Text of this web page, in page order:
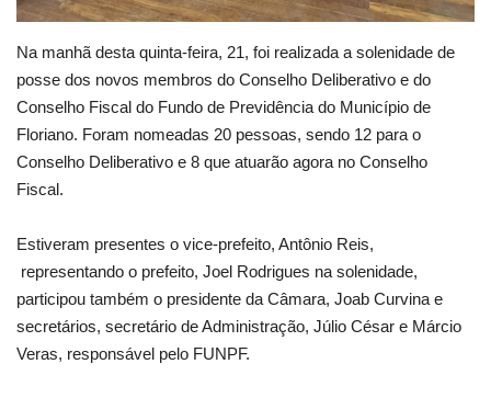
Na manhã desta quinta-feira, 21, foi realizada a solenidade de
posse dos novos membros do Conselho Deliberativo e do
Conselho Fiscal do Fundo de Previdência do Município de
Floriano. Foram nomeadas 20 pessoas, sendo 12 para o
Conselho Deliberativo e 8 que atuarão agora no Conselho
Fiscal.
Estiveram presentes o vice-prefeito, Antônio Reis,
representando o prefeito, Joel Rodrigues na solenidade,
participou também o presidente da Câmara, Joab Curvina e
secretários, secretário de Administração, Júlio César e Márcio
Veras, responsável pelo FUNPF.